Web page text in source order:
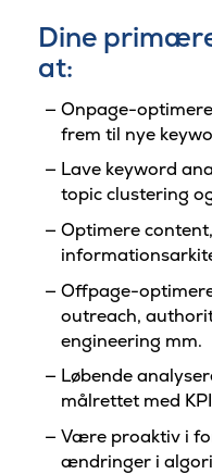
Dine
at:
Onpage-
frem til nye
Lave keyword
topic clustering
Optimere
Offpage-
outreach,
engineering mm.
Løbende
målrettet med
Være proaktiv i
ændringer i